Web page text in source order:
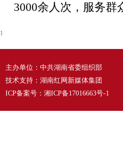
3000余人次，服务群
1
主办单位：中共湖南省委组织部
技术支持：湖南红网新媒体集团
ICP备案号： 湘ICP备17016663号-1